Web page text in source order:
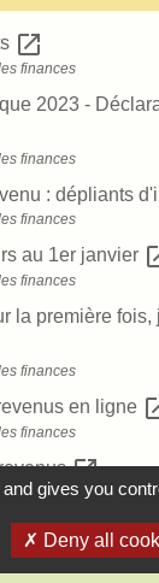
open_in_new
finances
2023 -
finances
: dépliants
finances
au 1er janvier
finances
la première
finances
en ligne
finances
open_in_new
finances
une
gives you
Deny all